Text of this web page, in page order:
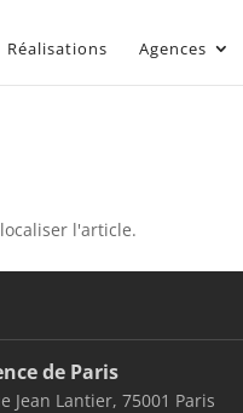
Réalisations Agences
l'article.
de Paris
Jean Lantier, 75001 Paris